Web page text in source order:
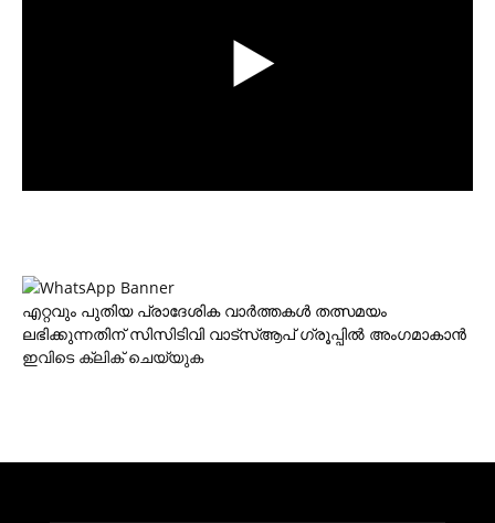
എറ്റവും പുതിയ പ്രാദേശിക വാര്‍ത്തകള്‍ തത്സമയം
ലഭിക്കുന്നതിന് സിസിടിവി വാട്‌സ്ആപ് ഗ്രൂപ്പില്‍ അംഗമാകാന്‍
ഇവിടെ ക്ലിക് ചെയ്യുക